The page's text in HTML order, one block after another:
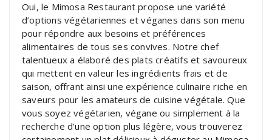
Oui, le Mimosa Restaurant propose une variété
d’options végétariennes et véganes dans son menu
pour répondre aux besoins et préférences
alimentaires de tous ses convives. Notre chef
talentueux a élaboré des plats créatifs et savoureux
qui mettent en valeur les ingrédients frais et de
saison, offrant ainsi une expérience culinaire riche en
saveurs pour les amateurs de cuisine végétale. Que
vous soyez végétarien, végane ou simplement à la
recherche d’une option plus légère, vous trouverez